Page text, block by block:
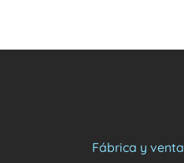
Fábrica y